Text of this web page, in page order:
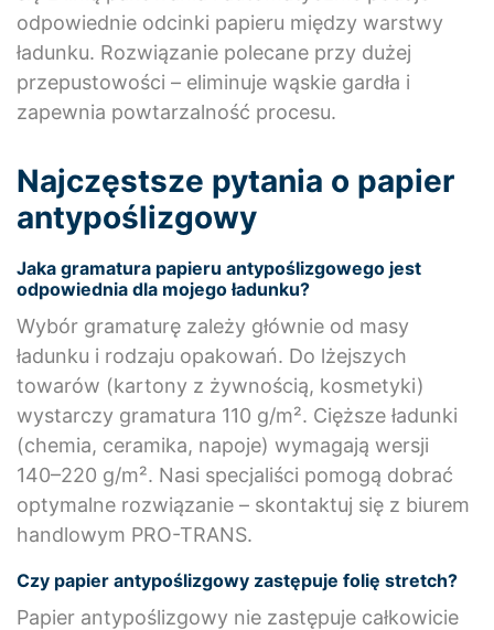
odpowiednie odcinki papieru między warstwy
ładunku. Rozwiązanie polecane przy dużej
przepustowości – eliminuje wąskie gardła i
zapewnia powtarzalność procesu.
Najczęstsze pytania o papier
antypoślizgowy
Jaka gramatura papieru antypoślizgowego jest
odpowiednia dla mojego ładunku?
Wybór gramaturę zależy głównie od masy
ładunku i rodzaju opakowań. Do lżejszych
towarów (kartony z żywnością, kosmetyki)
wystarczy gramatura 110 g/m². Cięższe ładunki
(chemia, ceramika, napoje) wymagają wersji
140–220 g/m². Nasi specjaliści pomogą dobrać
optymalne rozwiązanie – skontaktuj się z biurem
handlowym PRO-TRANS.
Czy papier antypoślizgowy zastępuje folię stretch?
Papier antypoślizgowy nie zastępuje całkowicie